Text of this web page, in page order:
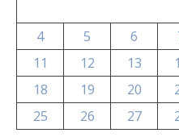
4
5 6
11
12 13
18
19 20
25
26 27